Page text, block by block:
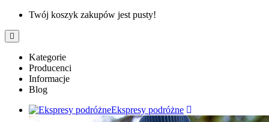
Twój koszyk zakupów jest pusty!
Kategorie
Producenci
Informacje
Blog
Ekspresy podróżne